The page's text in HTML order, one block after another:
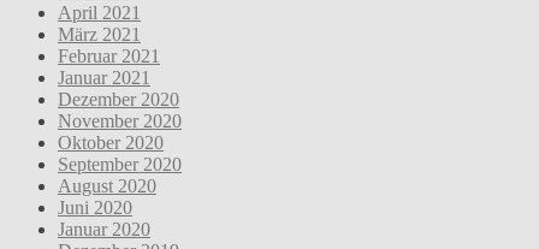
April 2021
März 2021
Februar 2021
Januar 2021
Dezember 2020
November 2020
Oktober 2020
September 2020
August 2020
Juni 2020
Januar 2020